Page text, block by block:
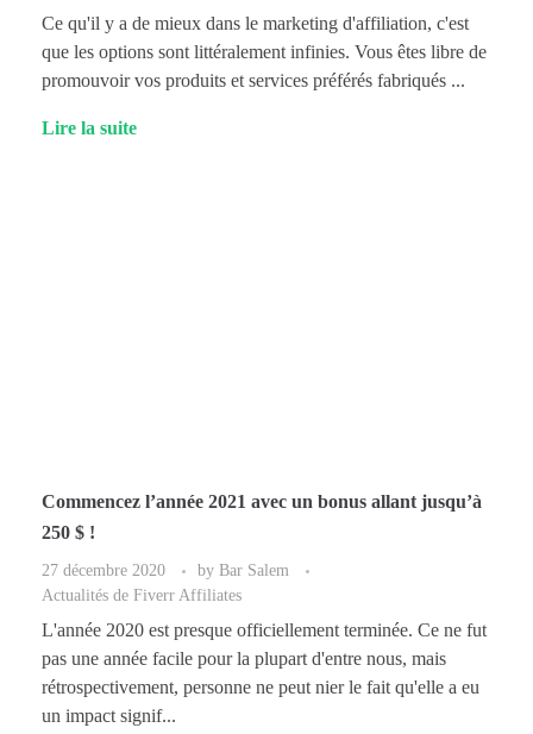
Ce qu'il y a de mieux dans le marketing d'affiliation, c'est
que les options sont littéralement infinies. Vous êtes libre de
promouvoir vos produits et services préférés fabriqués ...
Lire la suite
Commencez l’année 2021 avec un bonus allant jusqu’à
250 $ !
27 décembre 2020 by Bar Salem
Actualités de Fiverr Affiliates
L'année 2020 est presque officiellement terminée. Ce ne fut
pas une année facile pour la plupart d'entre nous, mais
rétrospectivement, personne ne peut nier le fait qu'elle a eu
un impact signif...